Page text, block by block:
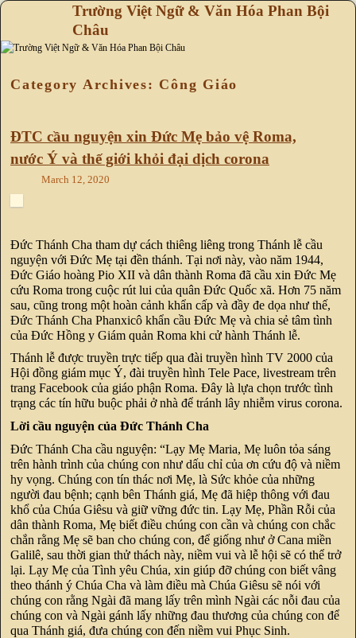
Trường Việt Ngữ & Văn Hóa Phan Bội
Châu
Category Archives: Công Giáo
ĐTC cầu nguyện xin Đức Mẹ bảo vệ Roma,
nước Ý và thế giới khỏi đại dịch corona
March 12, 2020
Đức Thánh Cha tham dự cách thiêng liêng trong Thánh lễ cầu
nguyện với Đức Mẹ tại đền thánh. Tại nơi này, vào năm 1944,
Đức Giáo hoàng Pio XII và dân thành Roma đã cầu xin Đức Mẹ
cứu Roma trong cuộc rút lui của quân Đức Quốc xã. Hơn 75 năm
sau, cũng trong một hoàn cảnh khẩn cấp và đầy đe dọa như thế,
Đức Thánh Cha Phanxicô khẩn cầu Đức Mẹ và chia sẻ tâm tình
của Đức Hồng y Giám quản Roma khi cử hành Thánh lễ.
Thánh lễ được truyền trực tiếp qua đài truyền hình TV 2000 của
Hội đồng giám mục Ý, đài truyền hình Tele Pace, livestream trên
trang Facebook của giáo phận Roma. Đây là lựa chọn trước tình
trạng các tín hữu buộc phải ở nhà để tránh lây nhiễm virus corona.
Lời cầu nguyện của Đức Thánh Cha
Đức Thánh Cha cầu nguyện: “Lạy Mẹ Maria, Mẹ luôn tỏa sáng
trên hành trình của chúng con như dấu chỉ của ơn cứu độ và niềm
hy vọng. Chúng con tín thác nơi Mẹ, là Sức khỏe của những
người đau bệnh; cạnh bên Thánh giá, Mẹ đã hiệp thông với đau
khổ của Chúa Giêsu và giữ vững đức tin. Lạy Mẹ, Phần Rỗi của
dân thành Roma, Mẹ biết điều chúng con cần và chúng con chắc
chắn rằng Mẹ sẽ ban cho chúng con, để giống như ở Cana miền
Galilê, sau thời gian thử thách này, niềm vui và lễ hội sẽ có thể trở
lại. Lạy Mẹ của Tình yêu Chúa, xin giúp đỡ chúng con biết vâng
theo thánh ý Chúa Cha và làm điều mà Chúa Giêsu sẽ nói với
chúng con rằng Ngài đã mang lấy trên mình Ngài các nỗi đau của
chúng con và Ngài gánh lấy những đau thương của chúng con để
qua Thánh giá, đưa chúng con đến niềm vui Phục Sinh.